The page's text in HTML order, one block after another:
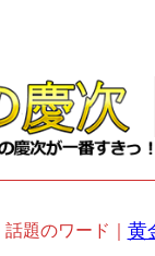
話題のワード｜ 黄